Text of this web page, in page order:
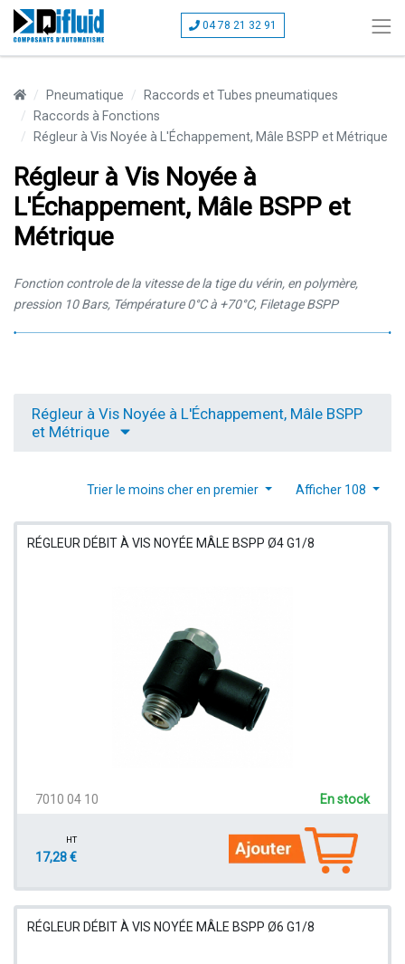
04 78 21 32 91
Pneumatique
Raccords et Tubes pneumatiques
Raccords à Fonctions
Régleur à Vis Noyée à L'Échappement, Mâle BSPP et Métrique
Régleur à Vis Noyée à
L'Échappement, Mâle BSPP et
Métrique
Fonction controle de la vitesse de la tige du vérin, en polymère,
pression 10 Bars, Témpérature 0°C à +70°C, Filetage BSPP
Régleur à Vis Noyée à L'Échappement, Mâle BSPP
et Métrique
Afficher 108
Trier le moins cher en premier
RÉGLEUR DÉBIT À VIS NOYÉE MÂLE BSPP Ø4 G1/8
7010 04 10 En stock
HT
17,28 €
RÉGLEUR DÉBIT À VIS NOYÉE MÂLE BSPP Ø6 G1/8